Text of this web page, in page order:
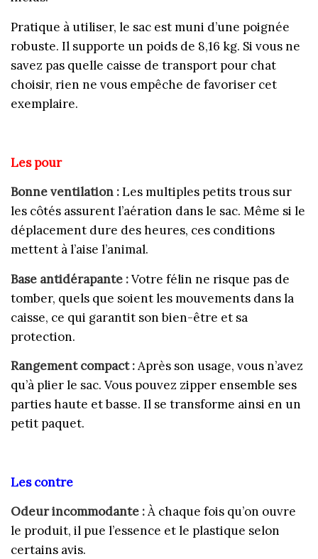
Pratique à utiliser, le sac est muni d’une poignée
robuste. Il supporte un poids de 8,16 kg. Si vous ne
savez pas quelle caisse de transport pour chat
choisir, rien ne vous empêche de favoriser cet
exemplaire.
Les pour
Bonne ventilation :Les multiples petits trous sur
les côtés assurent l’aération dans le sac. Même si le
déplacement dure des heures, ces conditions
mettent à l’aise l’animal.
Base antidérapante :Votre félin ne risque pas de
tomber, quels que soient les mouvements dans la
caisse, ce qui garantit son bien-être et sa
protection.
Rangement compact :Après son usage, vous n’avez
qu’à plier le sac. Vous pouvez zipper ensemble ses
parties haute et basse. Il se transforme ainsi en un
petit paquet.
Les contre
Odeur incommodante :À chaque fois qu’on ouvre
le produit, il pue l’essence et le plastique selon
certains avis.